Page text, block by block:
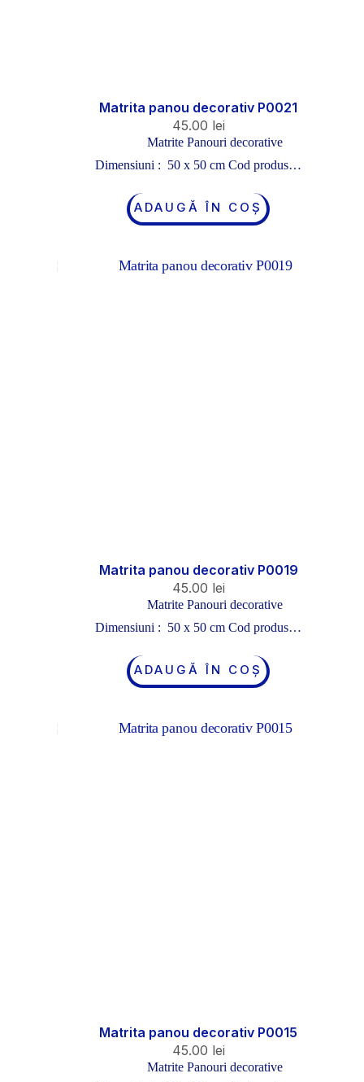
Matrita panou decorativ P0021
45.00 lei
Matrite Panouri decorative
Dimensiuni : 50 x 50 cm Cod produs…
ADAUGĂ ÎN COȘ
Matrita panou decorativ P0019
45.00 lei
Matrite Panouri decorative
Dimensiuni : 50 x 50 cm Cod produs…
ADAUGĂ ÎN COȘ
Matrita panou decorativ P0015
45.00 lei
Matrite Panouri decorative